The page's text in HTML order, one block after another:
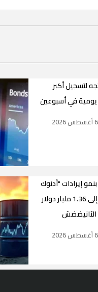
لتسجيل أكبر
في أسبوعين
الخميس 6 أغسطس 2026
إيرادات "أدنوك
للإمداد" إلى 1.36 مليار دولار
الثانيضضش
الخميس 6 أغسطس 2026